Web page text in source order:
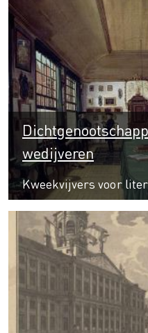
wedijveren
Kweekvijvers voor